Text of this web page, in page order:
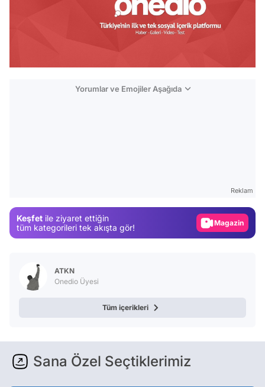
Yorumlar ve Emojiler Aşağıda
Reklam
Keşfet ile ziyaret ettiğin
tüm kategorileri tek akışta gör!
Magazin
ATKN
Onedio Üyesi
Tüm içerikleri
Sana Özel Seçtiklerimiz